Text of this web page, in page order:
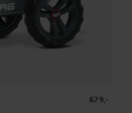
679,-